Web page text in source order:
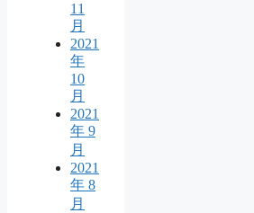
11
月
2021
年
10
月
2021
年 9
月
2021
年 8
月